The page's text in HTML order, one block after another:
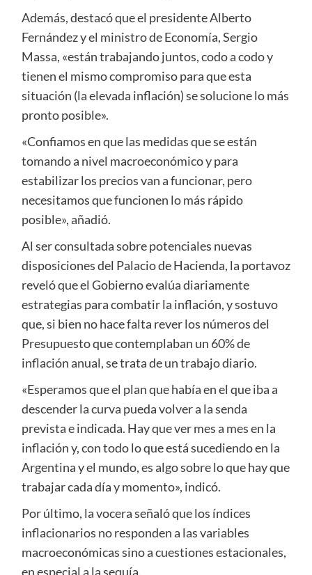
Además, destacó que el presidente Alberto
Fernández y el ministro de Economía, Sergio
Massa, «están trabajando juntos, codo a codo y
tienen el mismo compromiso para que esta
situación (la elevada inflación) se solucione lo más
pronto posible».
«Confiamos en que las medidas que se están
tomando a nivel macroeconómico y para
estabilizar los precios van a funcionar, pero
necesitamos que funcionen lo más rápido
posible», añadió.
Al ser consultada sobre potenciales nuevas
disposiciones del Palacio de Hacienda, la portavoz
reveló que el Gobierno evalúa diariamente
estrategias para combatir la inflación, y sostuvo
que, si bien no hace falta rever los números del
Presupuesto que contemplaban un 60% de
inflación anual, se trata de un trabajo diario.
«Esperamos que el plan que había en el que iba a
descender la curva pueda volver a la senda
prevista e indicada. Hay que ver mes a mes en la
inflación y, con todo lo que está sucediendo en la
Argentina y el mundo, es algo sobre lo que hay que
trabajar cada día y momento», indicó.
Por último, la vocera señaló que los índices
inflacionarios no responden a las variables
macroeconómicas sino a cuestiones estacionales,
en especial a la sequía.